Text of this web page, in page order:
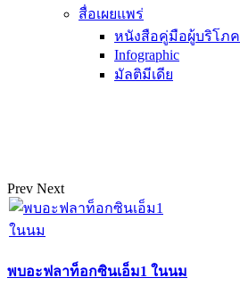
สื่อเผยแพร่
หนังสือคู่มือผู้บริโภค
Infographic
มัลติมีเดีย
Prev Next
พบอะฟลาท็อกซินเอ็ม1 ในนม